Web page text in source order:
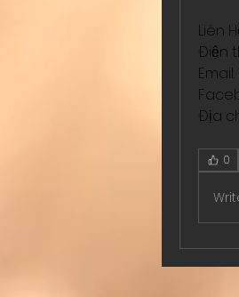
Liên
Điện
Email:
Địa
0